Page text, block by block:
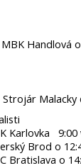
Handlová
Malacky
Karlovka
Brod o
Bratislava o